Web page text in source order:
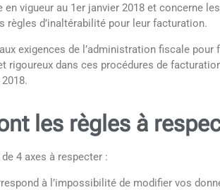
en vigueur au 1er janvier 2018 et concerne
règles d’inaltérabilité pour leur facturation.
exigences de l’administration fiscale
dans ces procédures de
les règles à
4 axes à respecter :
à l’impossibilité de modifier vos